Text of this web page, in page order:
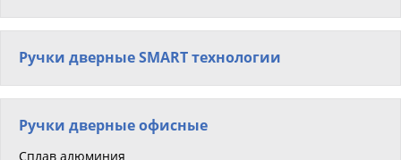
Ручки дверные SMART технологии
Ручки дверные офисные
Сплав алюминия